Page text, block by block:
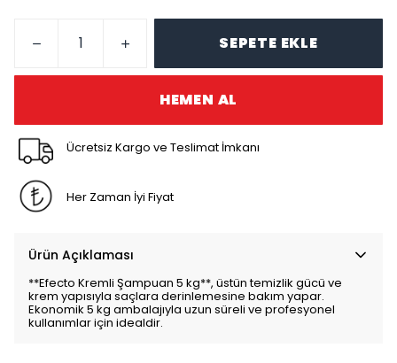
SEPETE EKLE
HEMEN AL
Ücretsiz Kargo ve Teslimat İmkanı
Her Zaman İyi Fiyat
Ürün Açıklaması
**Efecto Kremli Şampuan 5 kg**, üstün temizlik gücü ve
krem yapısıyla saçlara derinlemesine bakım yapar.
Ekonomik 5 kg ambalajıyla uzun süreli ve profesyonel
kullanımlar için idealdir.